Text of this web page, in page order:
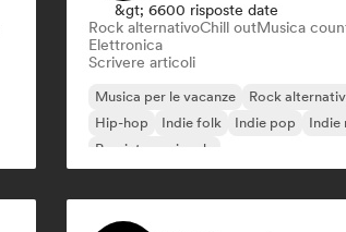
&gt; 6600 risposte date
Rock alternativoChill outMusica
Elettronica
Scrivere articoli
Musica per le vacanze Rock
Hip-hop
Indie folk Indie pop
Indie
Pop internazionale